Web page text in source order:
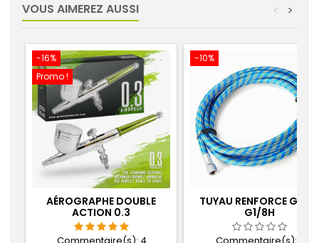
VOUS AIMEREZ AUSSI >
<
-16%
Promo !
AÉROGRAPHE DOUBLE
ACTION 0.3
-10%
TUYAU RENFORCE G1/8H
G1/8H